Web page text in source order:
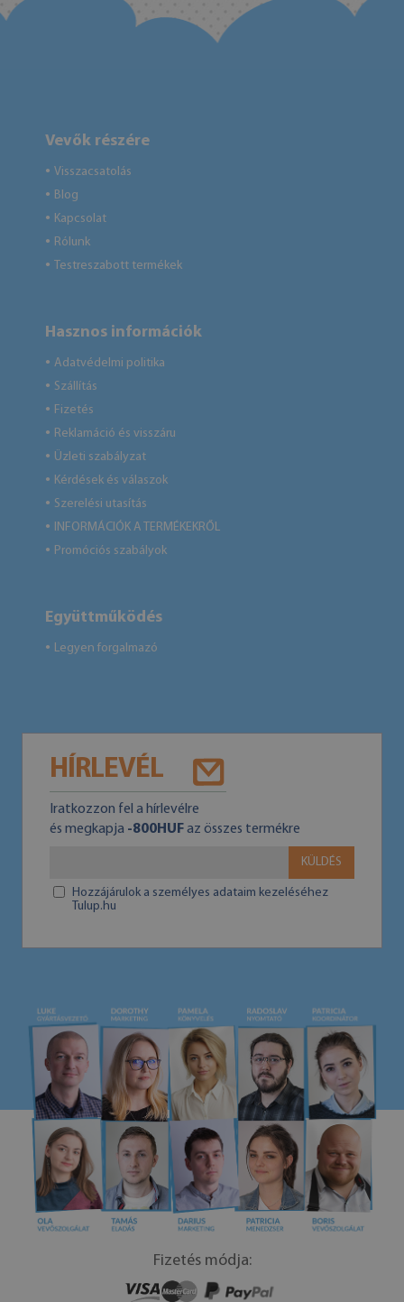
Vevők részére
● Visszacsatolás
● Blog
● Kapcsolat
● Rólunk
● Testreszabott termékek
Hasznos információk
● Adatvédelmi politika
● Szállítás
● Fizetés
● Reklamáció és visszáru
● Üzleti szabályzat
● Kérdések és válaszok
● Szerelési utasítás
● INFORMÁCIÓK A TERMÉKEKRŐL
● Promóciós szabályok
Együttműködés
● Legyen forgalmazó
HÍRLEVÉL
Iratkozzon fel a hírlevélre
és megkapja -800HUFaz összes termékre
KÜLDÉS
Hozzájárulok a személyes adataim kezeléséhez
Tulup.hu
Fizetés módja: